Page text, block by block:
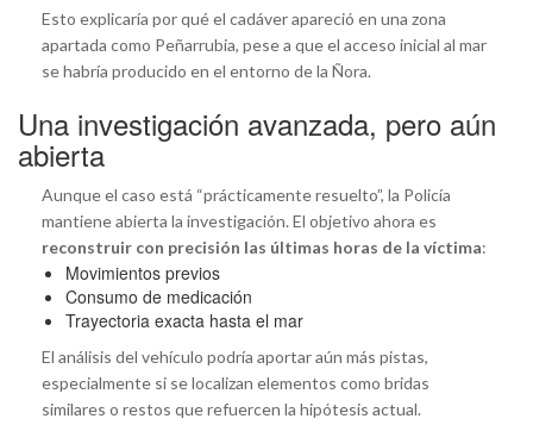
Esto explicaría por qué el cadáver apareció en una zona
apartada como Peñarrubia, pese a que el acceso inicial al mar
se habría producido en el entorno de la Ñora.
Una investigación avanzada, pero aún
abierta
Aunque el caso está “prácticamente resuelto”, la Policía
mantiene abierta la investigación. El objetivo ahora es
reconstruir con precisión las últimas horas de la víctima:
Movimientos previos
Consumo de medicación
Trayectoria exacta hasta el mar
El análisis del vehículo podría aportar aún más pistas,
especialmente si se localizan elementos como bridas
similares o restos que refuercen la hipótesis actual.